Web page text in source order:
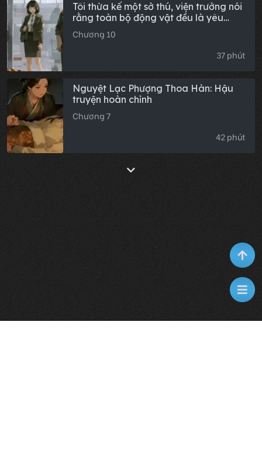
Tôi thừa kế một sở thú, viện trưởng nói
rằng toàn bộ động vật đều là yêu
quái
Chương 10
37 phút
Nguyệt Lạc Phượng Thoa Hàn: Hậu
truyện hoàn chỉnh
Chương 7
42 phút